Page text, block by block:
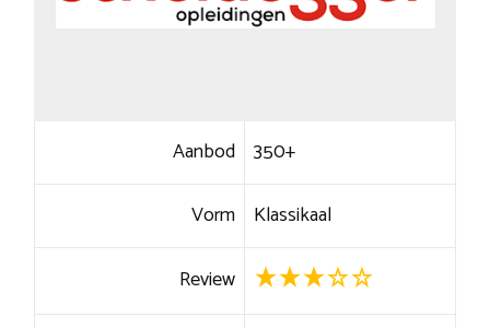
Aanbod 350+
Vorm Klassikaal
Review